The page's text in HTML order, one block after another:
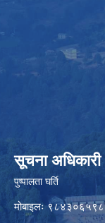
सूचना अधिकारी
पुष्पालता घर्ति
मोबाइलः